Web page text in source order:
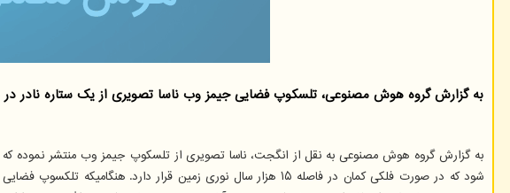
به گزارش گروه هوش مصنوعی، تلسکوپ فضایی جیمز وب ناسا تصویری از یک ستاره نادر در مرحله قبل از